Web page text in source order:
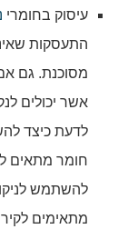
עיסוק בחומרי
התעסקות
מסוכנת. גם
אשר יכולים
לדעת כיצד
חומר מתאים
להשתמש
מתאימים